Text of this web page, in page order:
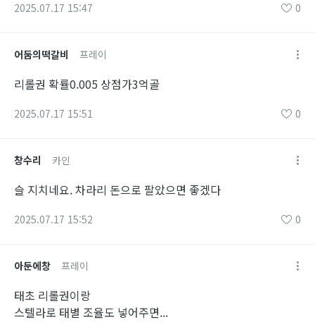
2025.07.17 15:47 0
어둠의떡갈비 프레이
리롤권 확률0.005 상점가3억골
2025.07.17 15:51 0
창수리 카인
슬 지치네요. 차라리 돈으로 팔았으면 좋겠다
2025.07.17 15:52 0
아둔에창 프레이
태초 리롤권이랑
스텔라로 태별 조율도 넣어주면...